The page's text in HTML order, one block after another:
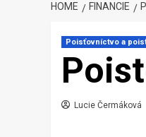
HOME FINANCIE
Poisťovníctvo a
Lucie Čermáková